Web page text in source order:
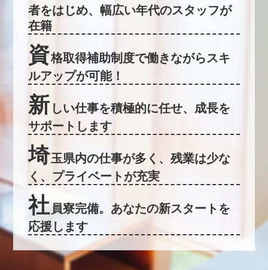
者をはじめ、幅広い年代のスタッフが
在籍
資格取得補助制度で働きながらスキ
ルアップが可能！
新 しい仕事を積極的に任せ、成長を
サポートします
埼玉県内の仕事が多く、残業は少な
く、プライベートが充実
社 員寮完備。あなたの新スタートを
応援します